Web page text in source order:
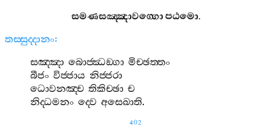
සමණසඤ‍්ඤාවග‍්ගොපඨමො.
තස‍්සුද‍්දානං:
සඤ‍්ඤා බොජ‍්ඣඞ‍්ගා මිච‍්ඡත‍්තං
බීජං විජ‍්ජාය නිජ‍්ජරා
ධොවනඤ‍්ච තිකිච‍්ඡා ච
නිද‍්ධමනං ද‍්වෙ අසෙඛාති.
402